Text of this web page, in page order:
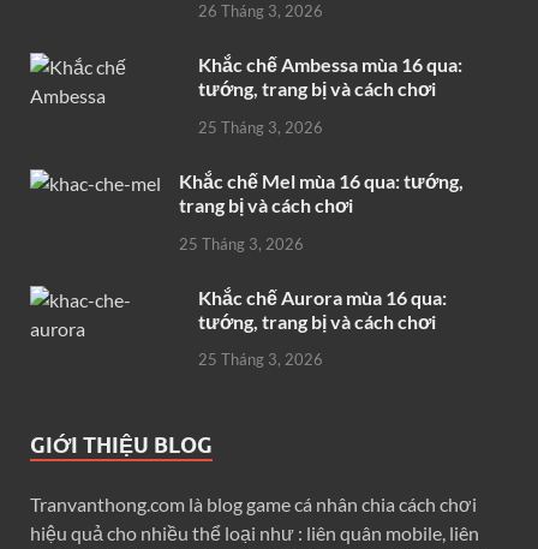
26 Tháng 3, 2026
Khắc chế Ambessa mùa 16 qua:
tướng, trang bị và cách chơi
25 Tháng 3, 2026
Khắc chế Mel mùa 16 qua: tướng,
trang bị và cách chơi
25 Tháng 3, 2026
Khắc chế Aurora mùa 16 qua:
tướng, trang bị và cách chơi
25 Tháng 3, 2026
GIỚI THIỆU BLOG
Tranvanthong.com là blog game cá nhân chia cách chơi
hiệu quả cho nhiều thể loại như : liên quân mobile, liên